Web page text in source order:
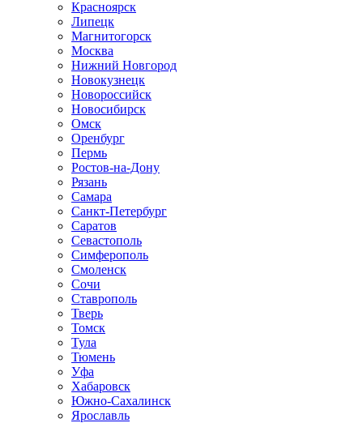
Красноярск
Липецк
Магнитогорск
Москва
Нижний Новгород
Новокузнецк
Новороссийск
Новосибирск
Омск
Оренбург
Пермь
Ростов-на-Дону
Рязань
Самара
Санкт-Петербург
Саратов
Севастополь
Симферополь
Смоленск
Сочи
Ставрополь
Тверь
Томск
Тула
Тюмень
Уфа
Хабаровск
Южно-Сахалинск
Ярославль